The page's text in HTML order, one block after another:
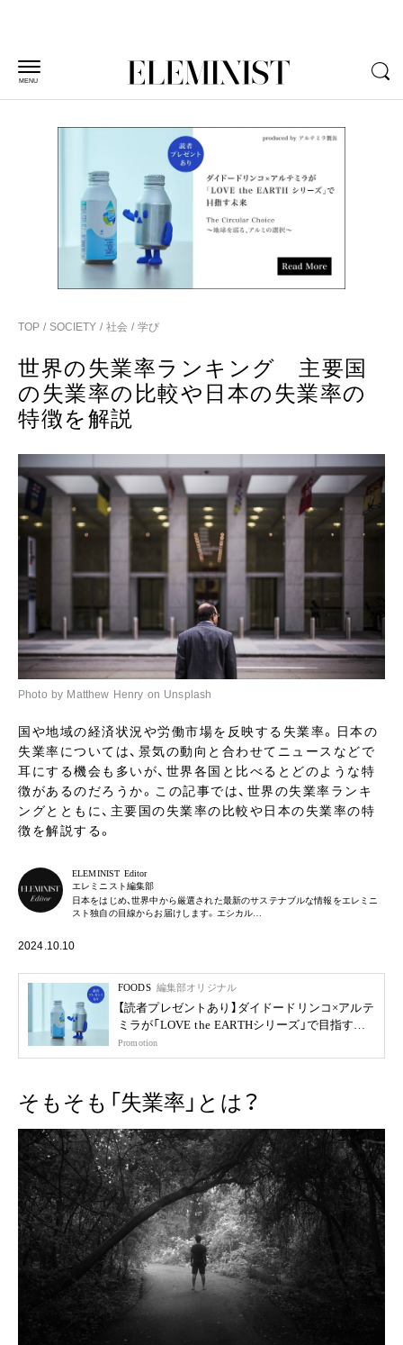
MENU
TOP SOCIETY 社会 学び
世界の失業率ランキング 主要国
の失業率の比較や日本の失業率の
特徴を解説
Photo by Matthew Henry on Unsplash
国や地域の経済状況や労働市場を反映する失業率。日本の
失業率については、景気の動向と合わせてニュースなどで
耳にする機会も多いが、世界各国と比べるとどのような特
徴があるのだろうか。この記事では、世界の失業率ランキ
ングとともに、主要国の失業率の比較や日本の失業率の特
徴を解説する。
ELEMINIST Editor
エレミニスト編集部
日本をはじめ、世界中から厳選された最新のサステナブルな情報をエレミニ
スト独自の目線からお届けします。エシカル…
2024.10.10
FOODS 編集部オリジナル
【読者プレゼントあり】ダイドードリンコ×アルテ
ミラが「LOVE the EARTHシリーズ」で目指す未
来
Promotion
そもそも「失業率」とは？